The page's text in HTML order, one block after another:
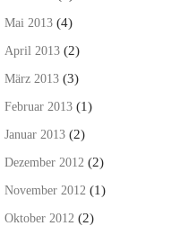
Mai 2013 (4)
April 2013 (2)
März 2013 (3)
Februar 2013 (1)
Januar 2013 (2)
Dezember 2012 (2)
November 2012 (1)
Oktober 2012 (2)